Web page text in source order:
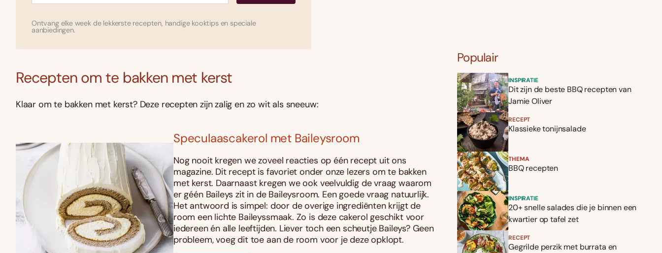
Ontvang elke week de lekkerste recepten, handige kooktips en speciale
aanbiedingen.
Recepten om te bakken met kerst
Klaar om te bakken met kerst? Deze recepten zijn zalig en zo wit als sneeuw:
Speculaascakerol met Baileysroom
Nog nooit kregen we zoveel reacties op één recept uit ons
magazine. Dit recept is favoriet onder onze lezers om te bakken
met kerst. Daarnaast kregen we ook veelvuldig de vraag waarom
er géén Baileys zit in de Baileysroom. Een goede vraag natuurlijk.
Het antwoord is simpel: door de overige ingrediënten krijgt de
room een lichte Baileyssmaak. Zo is deze cakerol geschikt voor
iedereen én alle leeftijden. Liever toch een scheutje Baileys? Geen
probleem, voeg dit toe aan de room voor je deze opklopt.
Populair
INSPIRATIE
Dit zijn de beste BBQ recepten van
Jamie Oliver
RECEPT
Klassieke tonijnsalade
THEMA
BBQ recepten
INSPIRATIE
20+ snelle salades die je binnen een
kwartier op tafel zet
RECEPT
Gegrilde perzik met burrata en